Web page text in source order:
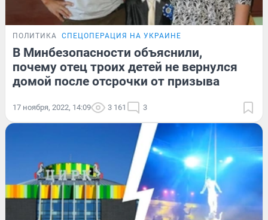
ПОЛИТИКА СПЕЦОПЕРАЦИЯ НА УКРАИНЕ
В Минбезопасности объяснили,
почему отец троих детей не вернулся
домой после отсрочки от призыва
17 ноября, 2022, 14:09 3 161 3